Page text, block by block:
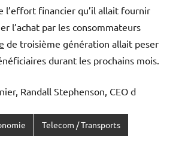
l’effort financier qu’il allait fournir
l’achat par les consommateurs
de troisième génération allait peser
durant les prochains mois.
Randall Stephenson, CEO d
Telecom / Transports